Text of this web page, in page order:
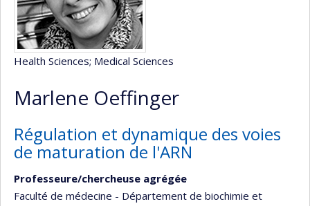
Health Sciences; Medical Sciences
Marlene Oeffinger
Régulation et dynamique des voies
de maturation de l'ARN
Professeure/chercheuse agrégée
Faculté de médecine - Département de biochimie et